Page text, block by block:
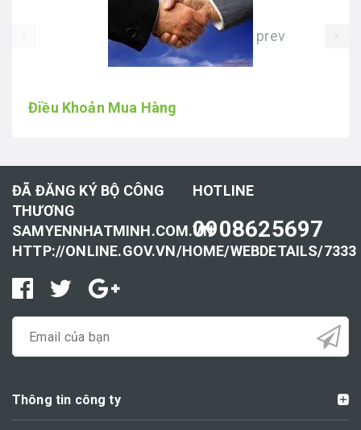
Điều Khoản Mua Hàng
prev
ĐÃ ĐĂNG KÝ BỘ CÔNG
THƯƠNG
SAMYENNHATMINH.COM.VN
HTTP://ONLINE.GOV.VN/HOME/WEBDETAILS/7333
HOTLINE
0908625697
Thông tin công ty